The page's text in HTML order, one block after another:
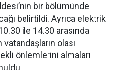
bir bölümünde
belirtildi. Ayrıca elektrik
ile 14.30 arasında
olası
önlemlerini almaları